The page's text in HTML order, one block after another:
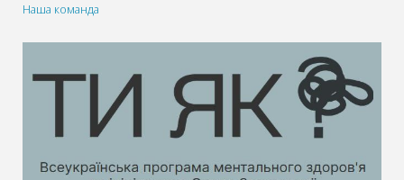
Наша команда